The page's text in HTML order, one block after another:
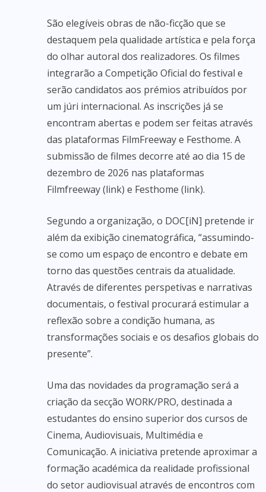
São elegíveis obras de não-ficção que se
destaquem pela qualidade artística e pela força
do olhar autoral dos realizadores. Os filmes
integrarão a Competição Oficial do festival e
serão candidatos aos prémios atribuídos por
um júri internacional. As inscrições já se
encontram abertas e podem ser feitas através
das plataformas FilmFreeway e Festhome. A
submissão de filmes decorre até ao dia 15 de
dezembro de 2026 nas plataformas
Filmfreeway (link) e Festhome (link).
Segundo a organização, o DOC[iN] pretende ir
além da exibição cinematográfica, “assumindo-
se como um espaço de encontro e debate em
torno das questões centrais da atualidade.
Através de diferentes perspetivas e narrativas
documentais, o festival procurará estimular a
reflexão sobre a condição humana, as
transformações sociais e os desafios globais do
presente”.
Uma das novidades da programação será a
criação da secção WORK/PRO, destinada a
estudantes do ensino superior dos cursos de
Cinema, Audiovisuais, Multimédia e
Comunicação. A iniciativa pretende aproximar a
formação académica da realidade profissional
do setor audiovisual através de encontros com